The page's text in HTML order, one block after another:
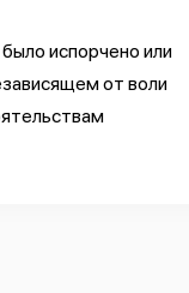
испорчено или
от воли